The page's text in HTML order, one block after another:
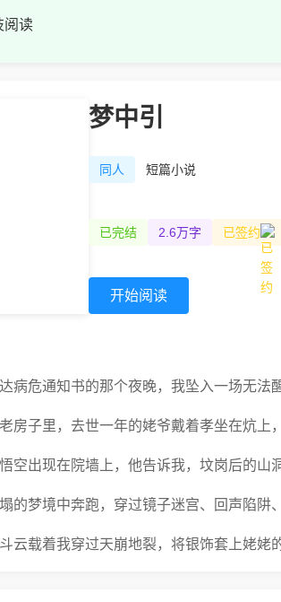
梦中引
同人 短篇小说
已完结 2.6万字 已签约
开始阅读
病危通知书的那个夜晚，我坠入一场无法
房子里，去世一年的姥爷戴着孝坐在炕上
空出现在院墙上，他告诉我，坟岗后的山
的梦境中奔跑，穿过镜子迷宫、回声陷阱
云载着我穿过天崩地裂，将银饰套上姥姥